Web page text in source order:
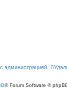
администрацией
® Forum Software ©